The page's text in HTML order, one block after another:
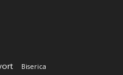
Biserica